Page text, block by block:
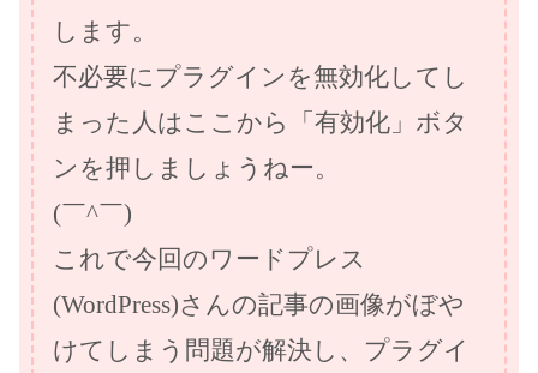
します。
不必要にプラグインを無効化してし
まった人はここから「有効化」ボタ
ンを押しましょうねー。
(￣^￣)ゞ
これで今回のワードプレス
(WordPress)さんの記事の画像がぼや
けてしまう問題が解決し、プラグイ